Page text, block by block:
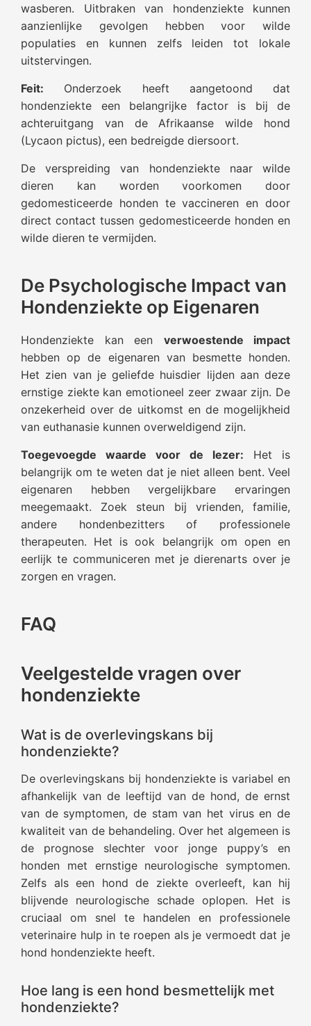
wasberen. Uitbraken van hondenziekte kunnen
aanzienlijke gevolgen hebben voor wilde
populaties en kunnen zelfs leiden tot lokale
uitstervingen.
Feit: Onderzoek heeft aangetoond dat
hondenziekte een belangrijke factor is bij de
achteruitgang van de Afrikaanse wilde hond
(Lycaon pictus), een bedreigde diersoort.
De verspreiding van hondenziekte naar wilde
dieren kan worden voorkomen door
gedomesticeerde honden te vaccineren en door
direct contact tussen gedomesticeerde honden en
wilde dieren te vermijden.
De Psychologische Impact van
Hondenziekte op Eigenaren
Hondenziekte kan een verwoestende impact
hebben op de eigenaren van besmette honden.
Het zien van je geliefde huisdier lijden aan deze
ernstige ziekte kan emotioneel zeer zwaar zijn. De
onzekerheid over de uitkomst en de mogelijkheid
van euthanasie kunnen overweldigend zijn.
Toegevoegde waarde voor de lezer: Het is
belangrijk om te weten dat je niet alleen bent. Veel
eigenaren hebben vergelijkbare ervaringen
meegemaakt. Zoek steun bij vrienden, familie,
andere hondenbezitters of professionele
therapeuten. Het is ook belangrijk om open en
eerlijk te communiceren met je dierenarts over je
zorgen en vragen.
FAQ
Veelgestelde vragen over
hondenziekte
Wat is de overlevingskans bij
hondenziekte?
De overlevingskans bij hondenziekte is variabel en
afhankelijk van de leeftijd van de hond, de ernst
van de symptomen, de stam van het virus en de
kwaliteit van de behandeling. Over het algemeen is
de prognose slechter voor jonge puppy’s en
honden met ernstige neurologische symptomen.
Zelfs als een hond de ziekte overleeft, kan hij
blijvende neurologische schade oplopen. Het is
cruciaal om snel te handelen en professionele
veterinaire hulp in te roepen als je vermoedt dat je
hond hondenziekte heeft.
Hoe lang is een hond besmettelijk met
hondenziekte?